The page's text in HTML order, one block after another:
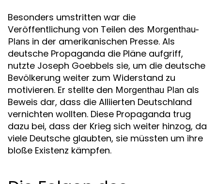
Besonders umstritten war die
Veröffentlichung von Teilen des Morgenthau-
Plans in der amerikanischen Presse. Als
deutsche Propaganda die Pläne aufgriff,
nutzte Joseph Goebbels sie, um die deutsche
Bevölkerung weiter zum Widerstand zu
motivieren. Er stellte den Morgenthau Plan als
Beweis dar, dass die Alliierten Deutschland
vernichten wollten. Diese Propaganda trug
dazu bei, dass der Krieg sich weiter hinzog, da
viele Deutsche glaubten, sie müssten um ihre
bloße Existenz kämpfen.